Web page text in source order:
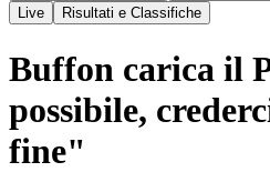
Live
Risultati e Classifiche
Buffon carica il
possibile,
fine"